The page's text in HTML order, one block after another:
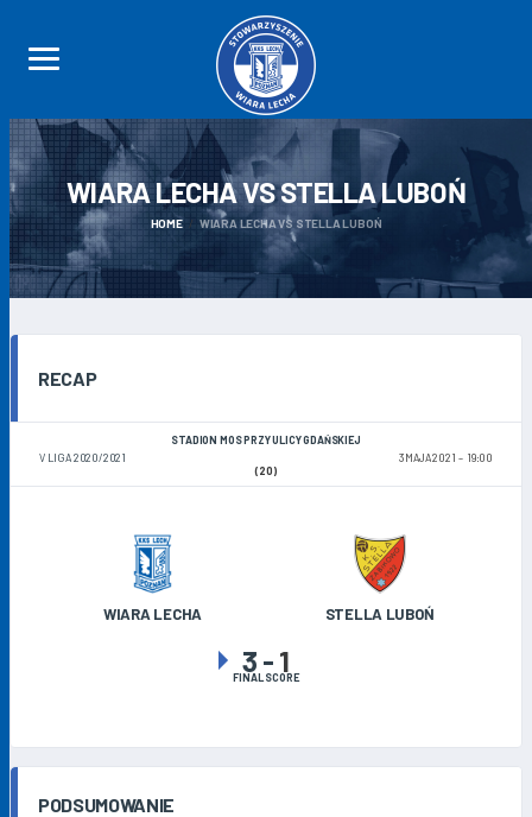
WIARA LECHA VS STELLALUBOŃ
HOME WIARA LECHA VS STELLA LUBOŃ
RECAP
V LIGA 2020/2021
STADION MOS PRZY ULICY GDAŃSKIEJ
3 MAJA 2021
19:00
(20)
WIARA LECHA STELLA LUBOŃ
3 - 1
FINAL SCORE
PODSUMOWANIE